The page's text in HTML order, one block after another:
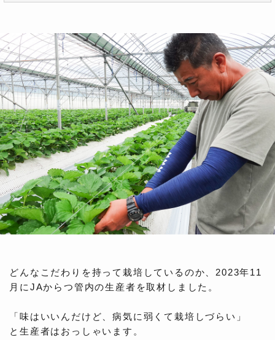
どんなこだわりを持って栽培しているのか、2023年11
月にJAからつ管内の生産者を取材しました。
「味はいいんだけど、病気に弱くて栽培しづらい」
と生産者はおっしゃいます。